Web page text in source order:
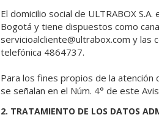
El domicilio social de ULTRABOX
Bogotá y tiene dispuestos como
servicioalcliente@ultrabox.com y las
telefónica 4864737.
Para los fines propios de la
se señalan en el Núm. 4° de este
2. TRATAMIENTO DE LOS DATOS